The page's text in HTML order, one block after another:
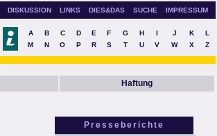
DISKUSSION LINKS DIES&DAS SUCHE IMPRESSUM
A B C D E F G H I J K
L
M
N O P R S T U V W X Z
Haftung
Presseberichte